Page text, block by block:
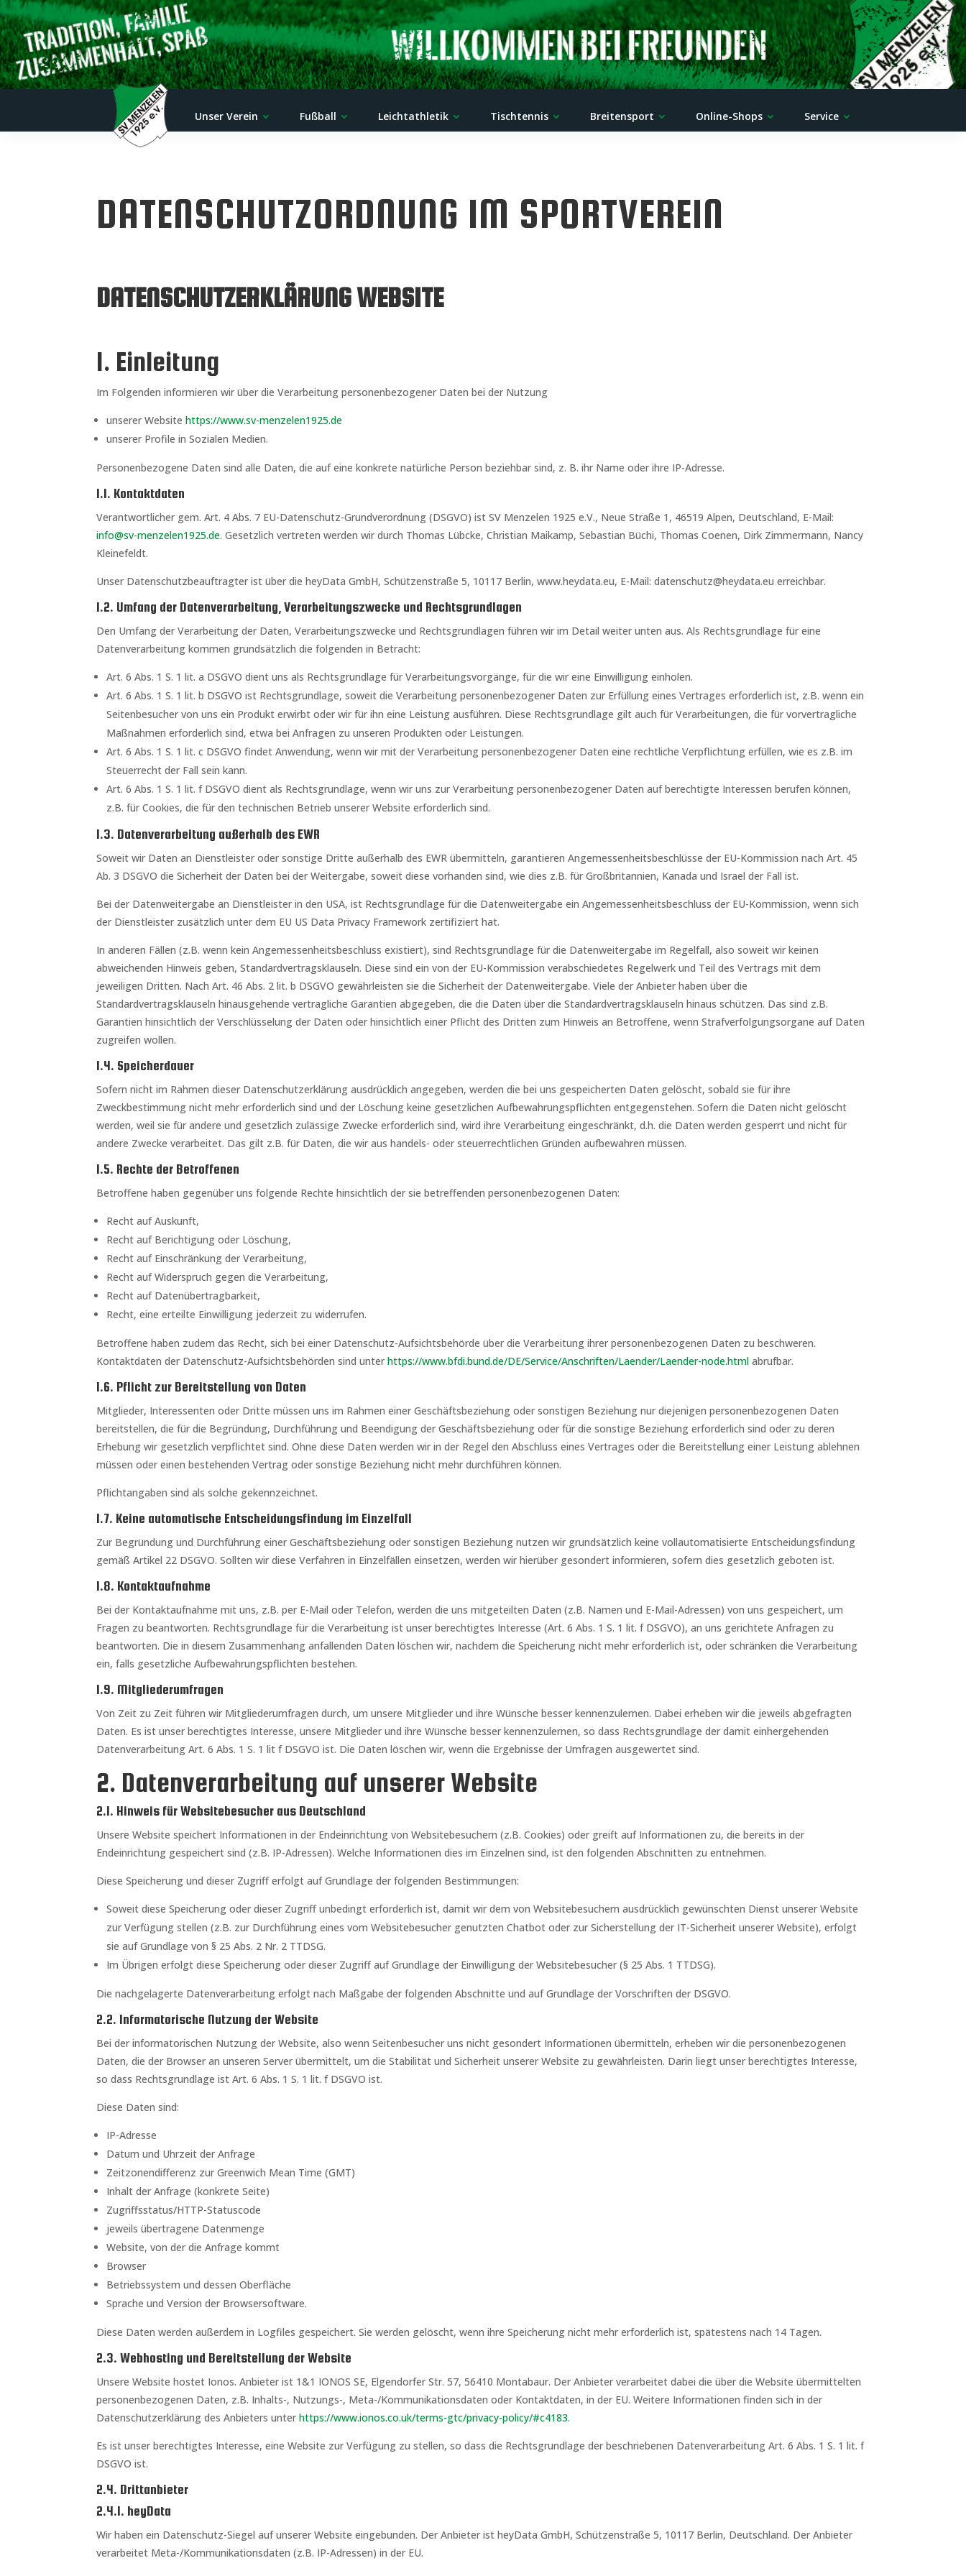
Unser Verein Fußball Leichtathletik Tischtennis Breitensport Online-Shops Service
DATENSCHUTZORDNUNG IM SPORTVEREIN
DATENSCHUTZERKLÄRUNG WEBSITE
1. Einleitung
Im Folgenden informieren wir über die Verarbeitung personenbezogener Daten bei der Nutzung
unserer Websitehttps://www.sv-menzelen1925.de
unserer Profile in Sozialen Medien.
Personenbezogene Daten sind alle Daten, die auf eine konkrete natürliche Person beziehbar sind, z. B. ihr Name oder ihre IP-Adresse.
1.1. Kontaktdaten
Verantwortlicher gem. Art. 4 Abs. 7 EU-Datenschutz-Grundverordnung (DSGVO) ist SV Menzelen 1925 e.V., Neue Straße 1, 46519 Alpen, Deutschland, E-Mail:
info@sv-menzelen1925.de. Gesetzlich vertreten werden wir durch Thomas Lübcke, Christian Maikamp, Sebastian Büchi, Thomas Coenen, Dirk Zimmermann, Nancy
Kleinefeldt.
Unser Datenschutzbeauftragter ist über die heyData GmbH, Schützenstraße 5, 10117 Berlin, www.heydata.eu, E-Mail: datenschutz@heydata.eu erreichbar.
1.2. Umfang der Datenverarbeitung, Verarbeitungszwecke und Rechtsgrundlagen
Den Umfang der Verarbeitung der Daten, Verarbeitungszwecke und Rechtsgrundlagen führen wir im Detail weiter unten aus. Als Rechtsgrundlage für eine
Datenverarbeitung kommen grundsätzlich die folgenden in Betracht:
Art. 6 Abs. 1 S. 1 lit. a DSGVO dient uns als Rechtsgrundlage für Verarbeitungsvorgänge, für die wir eine Einwilligung einholen.
Art. 6 Abs. 1 S. 1 lit. b DSGVO ist Rechtsgrundlage, soweit die Verarbeitung personenbezogener Daten zur Erfüllung eines Vertrages erforderlich ist, z.B. wenn ein
Seitenbesucher von uns ein Produkt erwirbt oder wir für ihn eine Leistung ausführen. Diese Rechtsgrundlage gilt auch für Verarbeitungen, die für vorvertragliche
Maßnahmen erforderlich sind, etwa bei Anfragen zu unseren Produkten oder Leistungen.
Art. 6 Abs. 1 S. 1 lit. c DSGVO findet Anwendung, wenn wir mit der Verarbeitung personenbezogener Daten eine rechtliche Verpflichtung erfüllen, wie es z.B. im
Steuerrecht der Fall sein kann.
Art. 6 Abs. 1 S. 1 lit. f DSGVO dient als Rechtsgrundlage, wenn wir uns zur Verarbeitung personenbezogener Daten auf berechtigte Interessen berufen können,
z.B. für Cookies, die für den technischen Betrieb unserer Website erforderlich sind.
1.3. Datenverarbeitung außerhalb des EWR
Soweit wir Daten an Dienstleister oder sonstige Dritte außerhalb des EWR übermitteln, garantieren Angemessenheitsbeschlüsse der EU-Kommission nach Art. 45
Ab. 3 DSGVO die Sicherheit der Daten bei der Weitergabe, soweit diese vorhanden sind, wie dies z.B. für Großbritannien, Kanada und Israel der Fall ist.
Bei der Datenweitergabe an Dienstleister in den USA, ist Rechtsgrundlage für die Datenweitergabe ein Angemessenheitsbeschluss der EU-Kommission, wenn sich
der Dienstleister zusätzlich unter dem EU US Data Privacy Framework zertifiziert hat.
In anderen Fällen (z.B. wenn kein Angemessenheitsbeschluss existiert), sind Rechtsgrundlage für die Datenweitergabe im Regelfall, also soweit wir keinen
abweichenden Hinweis geben, Standardvertragsklauseln. Diese sind ein von der EU-Kommission verabschiedetes Regelwerk und Teil des Vertrags mit dem
jeweiligen Dritten. Nach Art. 46 Abs. 2 lit. b DSGVO gewährleisten sie die Sicherheit der Datenweitergabe. Viele der Anbieter haben über die
Standardvertragsklauseln hinausgehende vertragliche Garantien abgegeben, die die Daten über die Standardvertragsklauseln hinaus schützen. Das sind z.B.
Garantien hinsichtlich der Verschlüsselung der Daten oder hinsichtlich einer Pflicht des Dritten zum Hinweis an Betroffene, wenn Strafverfolgungsorgane auf Daten
zugreifen wollen.
1.4. Speicherdauer
Sofern nicht im Rahmen dieser Datenschutzerklärung ausdrücklich angegeben, werden die bei uns gespeicherten Daten gelöscht, sobald sie für ihre
Zweckbestimmung nicht mehr erforderlich sind und der Löschung keine gesetzlichen Aufbewahrungspflichten entgegenstehen. Sofern die Daten nicht gelöscht
werden, weil sie für andere und gesetzlich zulässige Zwecke erforderlich sind, wird ihre Verarbeitung eingeschränkt, d.h. die Daten werden gesperrt und nicht für
andere Zwecke verarbeitet. Das gilt z.B. für Daten, die wir aus handels- oder steuerrechtlichen Gründen aufbewahren müssen.
1.5. Rechte der Betroffenen
Betroffene haben gegenüber uns folgende Rechte hinsichtlich der sie betreffenden personenbezogenen Daten:
Recht auf Auskunft,
Recht auf Berichtigung oder Löschung,
Recht auf Einschränkung der Verarbeitung,
Recht auf Widerspruch gegen die Verarbeitung,
Recht auf Datenübertragbarkeit,
Recht, eine erteilte Einwilligung jederzeit zu widerrufen.
Betroffene haben zudem das Recht, sich bei einer Datenschutz-Aufsichtsbehörde über die Verarbeitung ihrer personenbezogenen Daten zu beschweren.
Kontaktdaten der Datenschutz-Aufsichtsbehörden sind unterhttps://www.bfdi.bund.de/DE/Service/Anschriften/Laender/Laender-node.html abrufbar.
1.6. Pflicht zur Bereitstellung von Daten
Mitglieder, Interessenten oder Dritte müssen uns im Rahmen einer Geschäftsbeziehung oder sonstigen Beziehung nur diejenigen personenbezogenen Daten
bereitstellen, die für die Begründung, Durchführung und Beendigung der Geschäftsbeziehung oder für die sonstige Beziehung erforderlich sind oder zu deren
Erhebung wir gesetzlich verpflichtet sind. Ohne diese Daten werden wir in der Regel den Abschluss eines Vertrages oder die Bereitstellung einer Leistung ablehnen
müssen oder einen bestehenden Vertrag oder sonstige Beziehung nicht mehr durchführen können.
Pflichtangaben sind als solche gekennzeichnet.
1.7. Keine automatische Entscheidungsfindung im Einzelfall
Zur Begründung und Durchführung einer Geschäftsbeziehung oder sonstigen Beziehung nutzen wir grundsätzlich keine vollautomatisierte Entscheidungsfindung
gemäß Artikel 22 DSGVO. Sollten wir diese Verfahren in Einzelfällen einsetzen, werden wir hierüber gesondert informieren, sofern dies gesetzlich geboten ist.
1.8. Kontaktaufnahme
Bei der Kontaktaufnahme mit uns, z.B. per E-Mail oder Telefon, werden die uns mitgeteilten Daten (z.B. Namen und E-Mail-Adressen) von uns gespeichert, um
Fragen zu beantworten. Rechtsgrundlage für die Verarbeitung ist unser berechtigtes Interesse (Art. 6 Abs. 1 S. 1 lit. f DSGVO), an uns gerichtete Anfragen zu
beantworten. Die in diesem Zusammenhang anfallenden Daten löschen wir, nachdem die Speicherung nicht mehr erforderlich ist, oder schränken die Verarbeitung
ein, falls gesetzliche Aufbewahrungspflichten bestehen.
1.9. Mitgliederumfragen
Von Zeit zu Zeit führen wir Mitgliederumfragen durch, um unsere Mitglieder und ihre Wünsche besser kennenzulernen. Dabei erheben wir die jeweils abgefragten
Daten. Es ist unser berechtigtes Interesse, unsere Mitglieder und ihre Wünsche besser kennenzulernen, so dass Rechtsgrundlage der damit einhergehenden
Datenverarbeitung Art. 6 Abs. 1 S. 1 lit f DSGVO ist. Die Daten löschen wir, wenn die Ergebnisse der Umfragen ausgewertet sind.
2. Datenverarbeitung auf unserer Website
2.1. Hinweis für Websitebesucher aus Deutschland
Unsere Website speichert Informationen in der Endeinrichtung von Websitebesuchern (z.B. Cookies) oder greift auf Informationen zu, die bereits in der
Endeinrichtung gespeichert sind (z.B. IP-Adressen). Welche Informationen dies im Einzelnen sind, ist den folgenden Abschnitten zu entnehmen.
Diese Speicherung und dieser Zugriff erfolgt auf Grundlage der folgenden Bestimmungen:
Soweit diese Speicherung oder dieser Zugriff unbedingt erforderlich ist, damit wir dem von Websitebesuchern ausdrücklich gewünschten Dienst unserer Website
zur Verfügung stellen (z.B. zur Durchführung eines vom Websitebesucher genutzten Chatbot oder zur Sicherstellung der IT-Sicherheit unserer Website), erfolgt
sie auf Grundlage von § 25 Abs. 2 Nr. 2 TTDSG.
Im Übrigen erfolgt diese Speicherung oder dieser Zugriff auf Grundlage der Einwilligung der Websitebesucher (§ 25 Abs. 1 TTDSG).
Die nachgelagerte Datenverarbeitung erfolgt nach Maßgabe der folgenden Abschnitte und auf Grundlage der Vorschriften der DSGVO.
2.2. Informatorische Nutzung der Website
Bei der informatorischen Nutzung der Website, also wenn Seitenbesucher uns nicht gesondert Informationen übermitteln, erheben wir die personenbezogenen
Daten, die der Browser an unseren Server übermittelt, um die Stabilität und Sicherheit unserer Website zu gewährleisten. Darin liegt unser berechtigtes Interesse,
so dass Rechtsgrundlage ist Art. 6 Abs. 1 S. 1 lit. f DSGVO ist.
Diese Daten sind:
IP-Adresse
Datum und Uhrzeit der Anfrage
Zeitzonendifferenz zur Greenwich Mean Time (GMT)
Inhalt der Anfrage (konkrete Seite)
Zugriffsstatus/HTTP-Statuscode
jeweils übertragene Datenmenge
Website, von der die Anfrage kommt
Browser
Betriebssystem und dessen Oberfläche
Sprache und Version der Browsersoftware.
Diese Daten werden außerdem in Logfiles gespeichert. Sie werden gelöscht, wenn ihre Speicherung nicht mehr erforderlich ist, spätestens nach 14 Tagen.
2.3. Webhosting und Bereitstellung der Website
Unsere Website hostet Ionos. Anbieter ist 1&1 IONOS SE, Elgendorfer Str. 57, 56410 Montabaur. Der Anbieter verarbeitet dabei die über die Website übermittelten
personenbezogenen Daten, z.B. Inhalts-, Nutzungs-, Meta-/Kommunikationsdaten oder Kontaktdaten, in der EU. Weitere Informationen finden sich in der
Datenschutzerklärung des Anbieters unterhttps://www.ionos.co.uk/terms-gtc/privacy-policy/#c4183.
Es ist unser berechtigtes Interesse, eine Website zur Verfügung zu stellen, so dass die Rechtsgrundlage der beschriebenen Datenverarbeitung Art. 6 Abs. 1 S. 1 lit. f
DSGVO ist.
2.4. Drittanbieter
2.4.1. heyData
Wir haben ein Datenschutz-Siegel auf unserer Website eingebunden. Der Anbieter ist heyData GmbH, Schützenstraße 5, 10117 Berlin, Deutschland. Der Anbieter
verarbeitet Meta-/Kommunikationsdaten (z.B. IP-Adressen) in der EU.